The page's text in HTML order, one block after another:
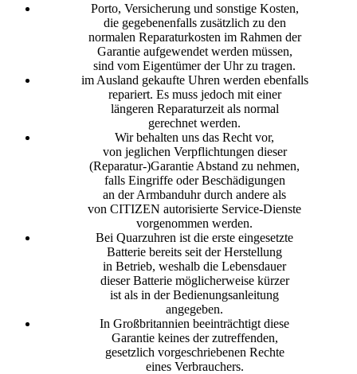
Porto, Versicherung und sonstige Kosten,
die gegebenenfalls zusätzlich zu den
normalen Reparaturkosten im Rahmen der
Garantie aufgewendet werden müssen,
sind vom Eigentümer der Uhr zu tragen.
im Ausland gekaufte Uhren werden ebenfalls
repariert. Es muss jedoch mit einer
längeren Reparaturzeit als normal
gerechnet werden.
Wir behalten uns das Recht vor,
von jeglichen Verpflichtungen dieser
(Reparatur-)Garantie Abstand zu nehmen,
falls Eingriffe oder Beschädigungen
an der Armbanduhr durch andere als
von CITIZEN autorisierte Service-Dienste
vorgenommen werden.
Bei Quarzuhren ist die erste eingesetzte
Batterie bereits seit der Herstellung
in Betrieb, weshalb die Lebensdauer
dieser Batterie möglicherweise kürzer
ist als in der Bedienungsanleitung
angegeben.
In Großbritannien beeinträchtigt diese
Garantie keines der zutreffenden,
gesetzlich vorgeschriebenen Rechte
eines Verbrauchers.